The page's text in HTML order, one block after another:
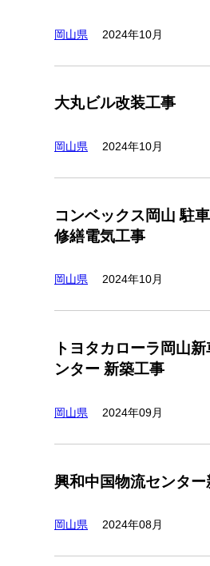
岡山県 2024年10月
大丸ビル改装工事
岡山県 2024年10月
コンベックス岡山 駐
修繕電気工事
岡山県 2024年10月
トヨタカローラ岡山
ンター 新築工事
岡山県 2024年09月
興和中国物流センタ
岡山県 2024年08月